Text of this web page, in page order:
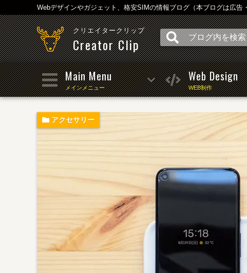
Webデザインやガジェット、格安SIMの情報ブログ（本ブログは広告
クリエイタークリップ
Creator Clip
Main Menu
メインメニュー
Web Design
WEB制作
アクセサリー